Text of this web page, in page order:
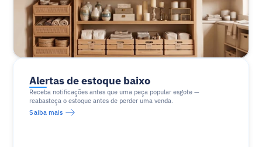
Alertas de estoque baixo
Receba notificações antes que uma peça popular esgote —
reabasteça o estoque antes de perder uma venda.
Saiba mais